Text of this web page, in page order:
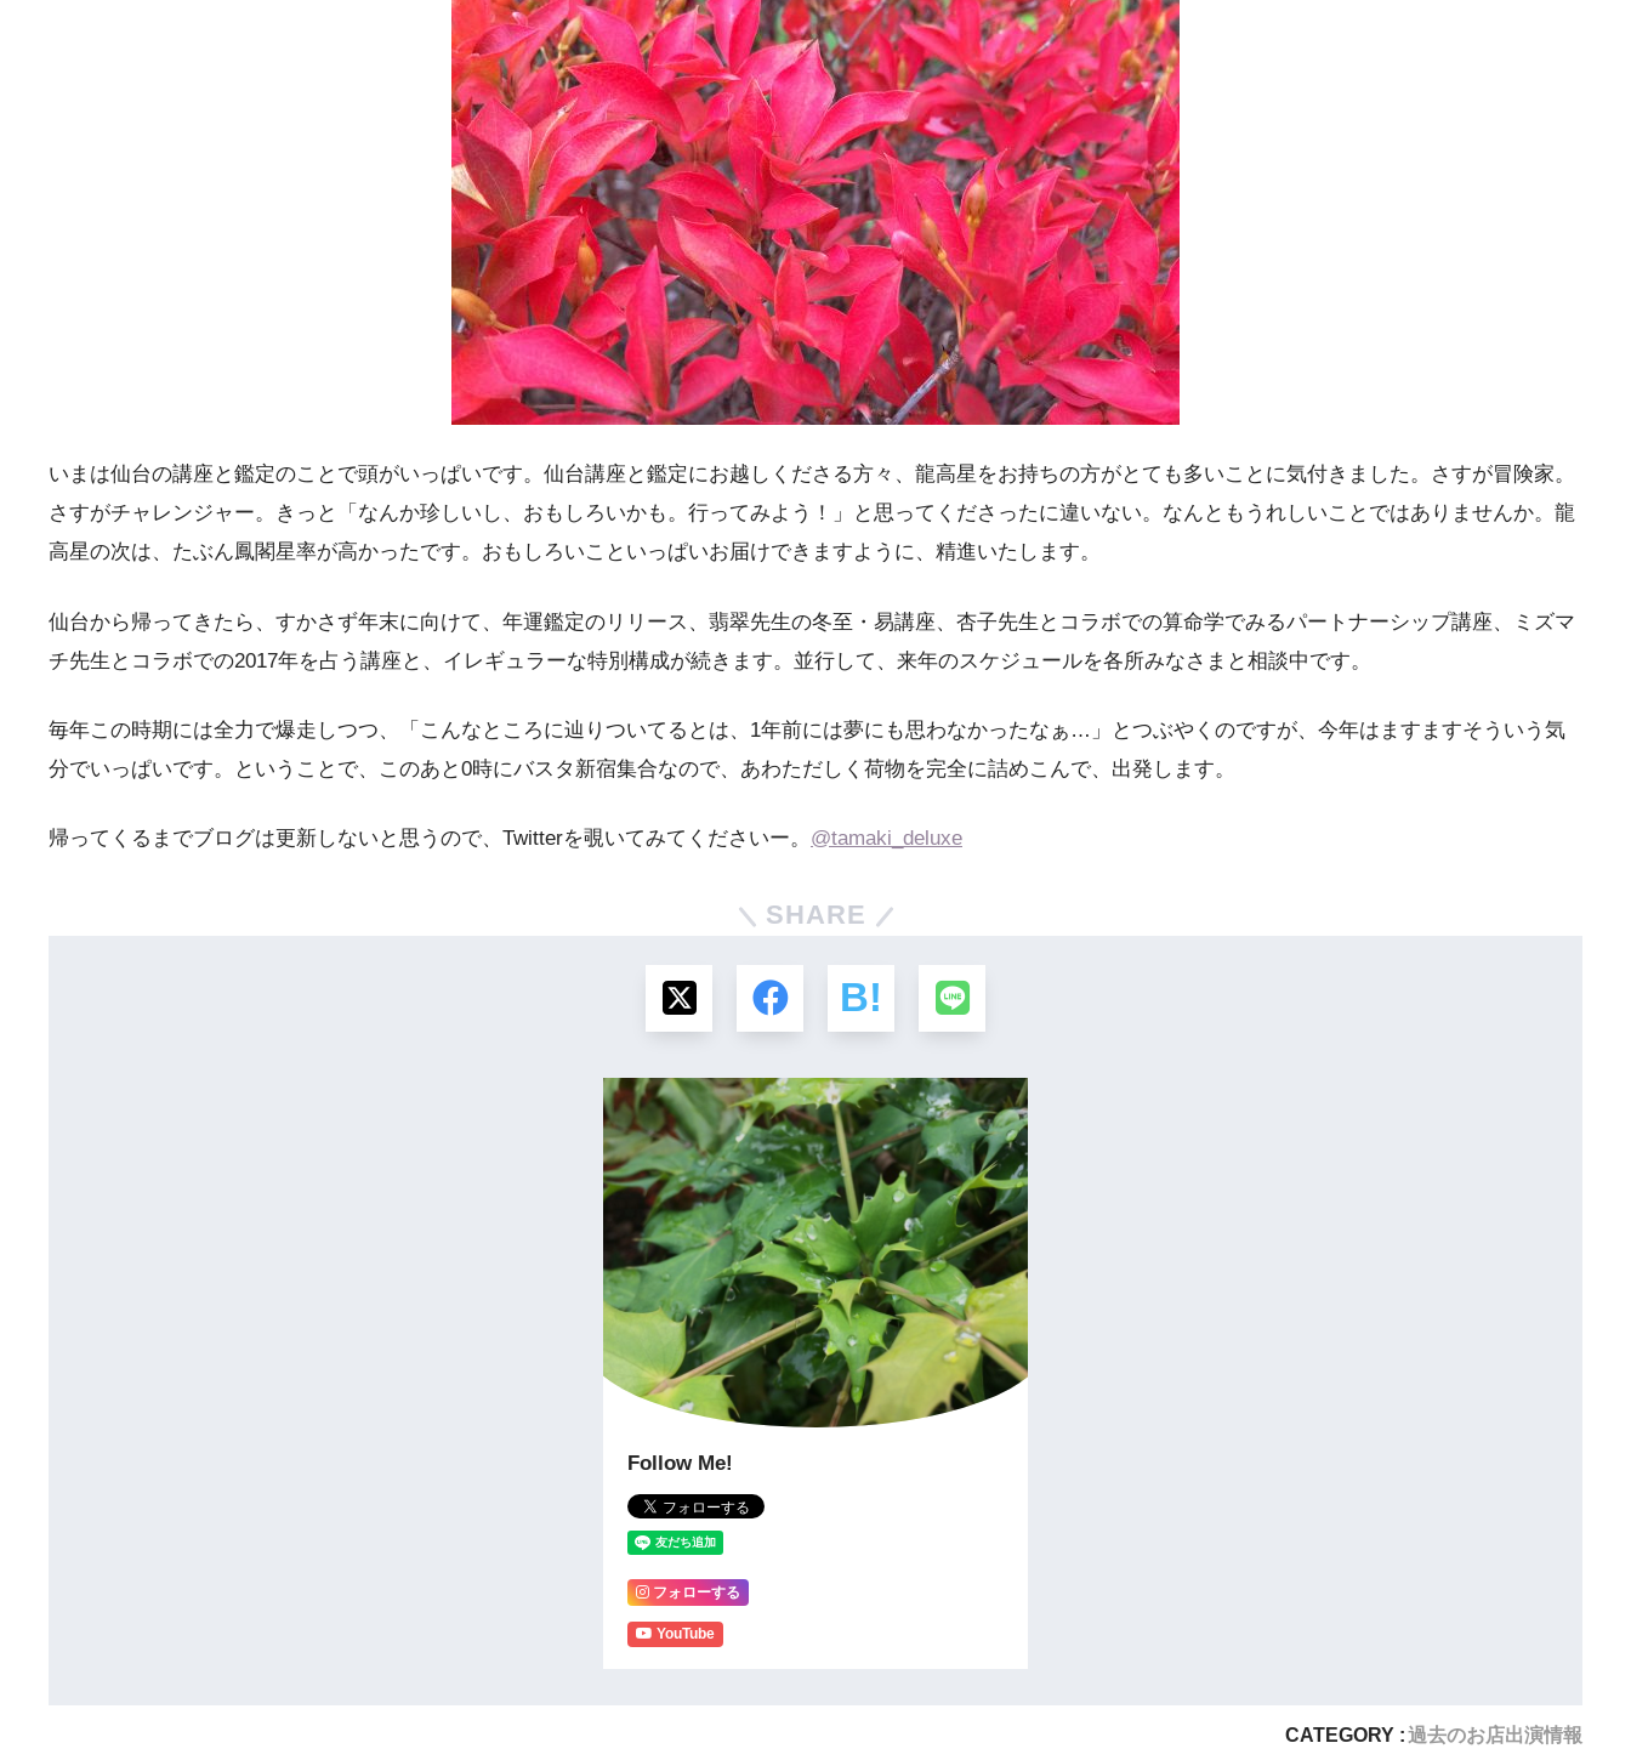
いまは仙台の講座と鑑定のことで頭がいっぱいです。仙台講座と鑑定にお越しくださる方々、龍高星をお持ちの方がとても多いことに気付きました。さすが冒険家。
さすがチャレンジャー。きっと「なんか珍しいし、おもしろいかも。行ってみよう！」と思ってくださったに違いない。なんともうれしいことではありませんか。龍
高星の次は、たぶん鳳閣星率が高かったです。おもしろいこといっぱいお届けできますように、精進いたします。
仙台から帰ってきたら、すかさず年末に向けて、年運鑑定のリリース、翡翠先生の冬至・易講座、杏子先生とコラボでの算命学でみるパートナーシップ講座、ミズマ
チ先生とコラボでの2017年を占う講座と、イレギュラーな特別構成が続きます。並行して、来年のスケジュールを各所みなさまと相談中です。
毎年この時期には全力で爆走しつつ、「こんなところに辿りついてるとは、1年前には夢にも思わなかったなぁ…」とつぶやくのですが、今年はますますそういう気
分でいっぱいです。ということで、このあと0時にバスタ新宿集合なので、あわただしく荷物を完全に詰めこんで、出発します。
帰ってくるまでブログは更新しないと思うので、Twitterを覗いてみてくださいー。 @tamaki_deluxe
SHARE
Follow Me!
フォローする
YouTube
CATEGORY :過去のお店出演情報